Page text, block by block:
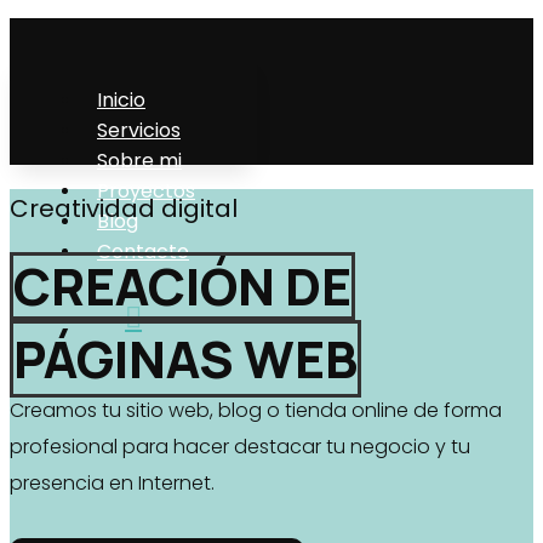
Inicio
Servicios
Sobre mi
Proyectos
Blog
Contacto
Creatividad digital
CREACIÓN DE
PÁGINAS WEB
Creamos tu sitio web, blog o tienda online de forma
profesional para hacer destacar tu negocio y tu
presencia en Internet.